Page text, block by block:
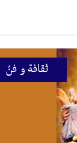
ثقافة و فنّ